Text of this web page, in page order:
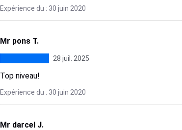
Expérience du : 30 juin 2020
Mr pons T.
28 juil. 2025
Top niveau!
Expérience du : 30 juin 2020
Mr darcel J.